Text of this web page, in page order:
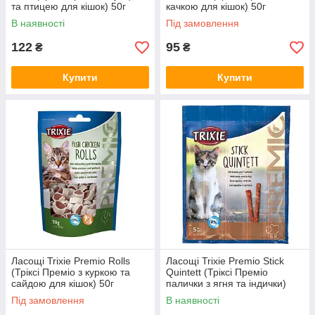
та птицею для кішок) 50г
В наявності
122 ₴
Купити
качкою для кішок) 50г
Під замовлення
95 ₴
Купити
Ласощі Trixie Premio Rolls
(Тріксі Преміо з куркою та
сайдою для кішок) 50г
Під замовлення
Ласощі Trixie Premio Stick
Quintett (Тріксі Преміо
палички з ягня та індички)
1шт/5г.
В наявності